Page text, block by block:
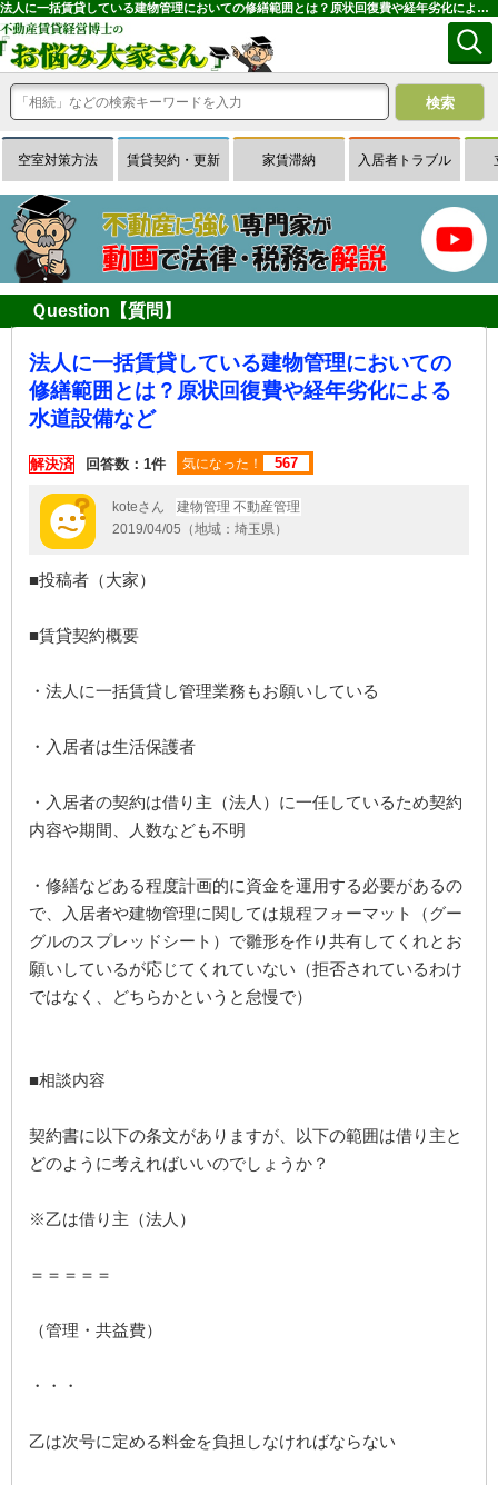
法人に一括賃貸している建物管理においての修繕範囲とは？原状回復費や経年劣化による水道設備など｜専門家に無料相談できる賃貸経営Ｑ＆Ａサイトはお悩み大家さん
空室対策方法 賃貸契約・更新 家賃滞納 入居者トラブル
Ｑuestion【質問】
法人に一括賃貸している建物管理においての
修繕範囲とは？原状回復費や経年劣化による
水道設備など
解決済 回答数：1件 気になった！ 567
koteさん
建物管理 不動産管理
2019/04/05（地域：埼玉県）
■投稿者（大家）
■賃貸契約概要
・法人に一括賃貸し管理業務もお願いしている
・入居者は生活保護者
・入居者の契約は借り主（法人）に一任しているため契約
内容や期間、人数なども不明
・修繕などある程度計画的に資金を運用する必要があるの
で、入居者や建物管理に関しては規程フォーマット（グー
グルのスプレッドシート）で雛形を作り共有してくれとお
願いしているが応じてくれていない（拒否されているわけ
ではなく、どちらかというと怠慢で）
■相談内容
契約書に以下の条文がありますが、以下の範囲は借り主と
どのように考えればいいのでしょうか？
※乙は借り主（法人）
＝＝＝＝＝
（管理・共益費）
・・・
乙は次号に定める料金を負担しなければならない